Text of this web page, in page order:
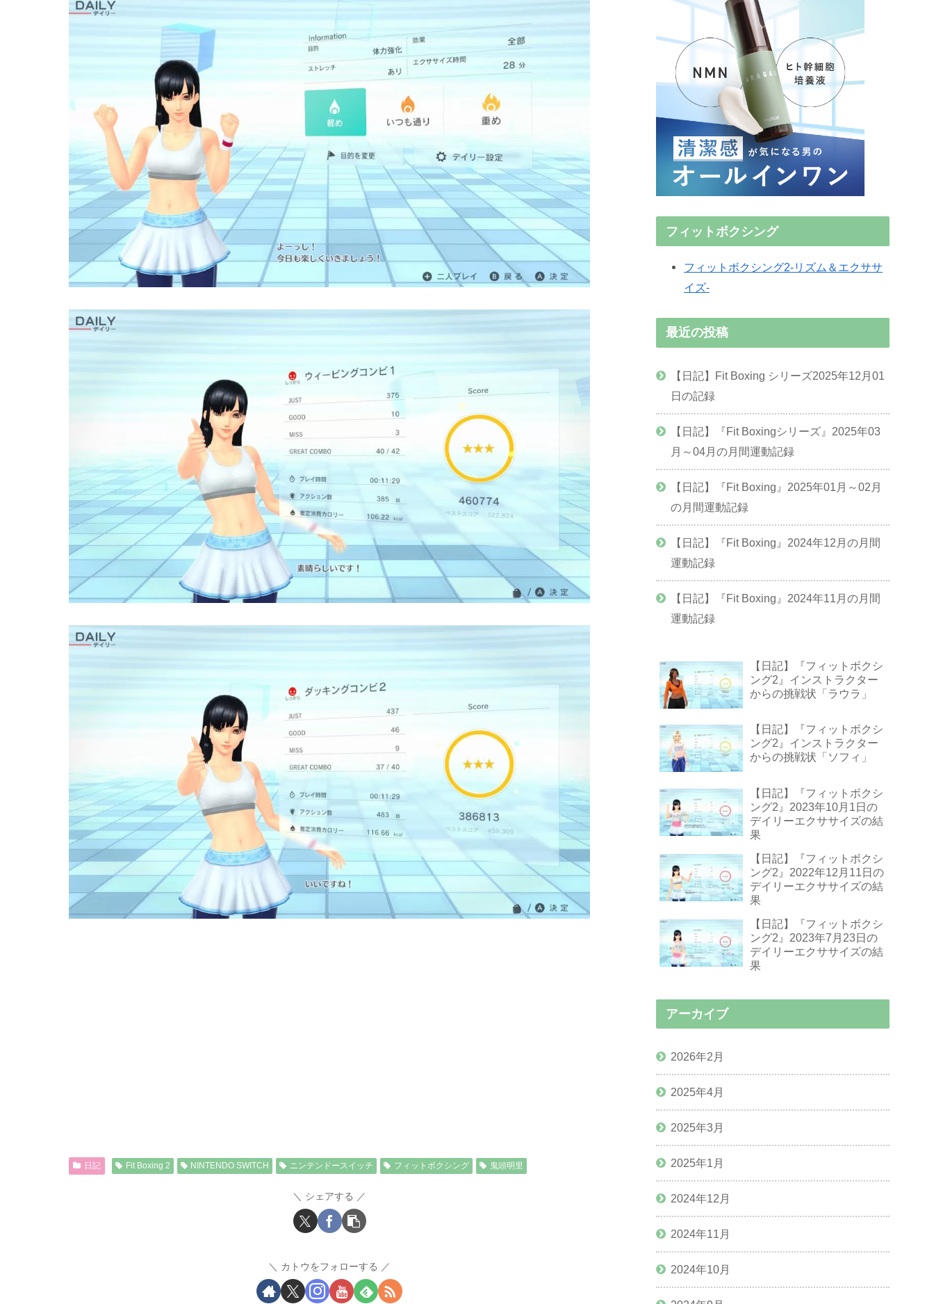
日記 Fit Boxing 2 NINTENDO SWITCH ニンテンドースイッチ フィットボクシング 鬼頭明里
シェアする
カトウをフォローする
フィットボクシング
フィットボクシング2-リズム＆エクササ
イズ-
最近の投稿
【日記】Fit Boxing シリーズ2025年12月01
日の記録
【日記】『Fit Boxingシリーズ』2025年03
月～04月の月間運動記録
【日記】『Fit Boxing』2025年01月～02月
の月間運動記録
【日記】『Fit Boxing』2024年12月の月間
運動記録
【日記】『Fit Boxing』2024年11月の月間
運動記録
【日記】『フィットボクシ
ング2』インストラクター
からの挑戦状「ラウラ」
【日記】『フィットボクシ
ング2』インストラクター
からの挑戦状「ソフィ」
【日記】『フィットボクシ
ング2』2023年10月1日の
デイリーエクササイズの結
果
【日記】『フィットボクシ
ング2』2022年12月11日の
デイリーエクササイズの結
果
【日記】『フィットボクシ
ング2』2023年7月23日の
デイリーエクササイズの結
果
アーカイブ
2026年2月
2025年4月
2025年3月
2025年1月
2024年12月
2024年11月
2024年10月